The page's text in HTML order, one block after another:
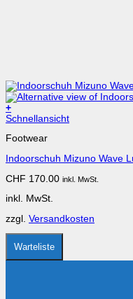
+
Dieses
weist
Varianten
Die
können
der
Produktseite
gewählt
Schnellansicht
Footwear
Indoorschuh Mizuno Wave
CHF 170.00 inkl. MwSt.
inkl. MwSt.
zzgl. Versandkosten
Warteliste